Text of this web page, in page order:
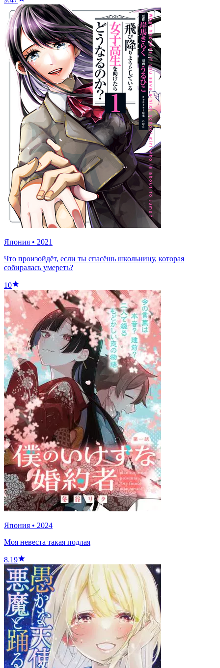
Япония • 2021
Что произойдёт, если ты спасёшь школьницу, которая
собиралась умереть?
10
Япония • 2024
Моя невеста такая подлая
8.19